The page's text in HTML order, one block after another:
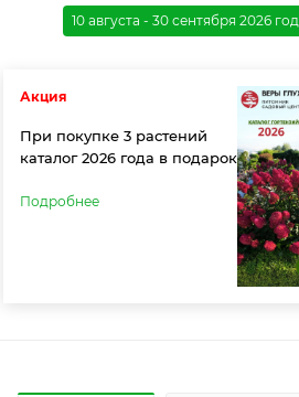
10 августа - 30 сентября 2026 год
Акция
При покупке 3 растений
каталог 2026 года в подарок
Подробнее